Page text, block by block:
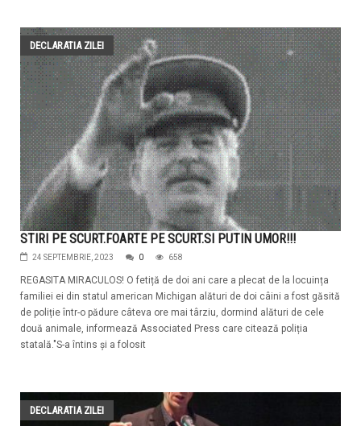
DECLARATIA ZILEI
STIRI PE SCURT.FOARTE PE SCURT.SI PUTIN UMOR!!!
24 SEPTEMBRIE, 2023 0 658
REGASITA MIRACULOS! O fetiță de doi ani care a plecat de la locuința
familiei ei din statul american Michigan alături de doi câini a fost găsită
de poliție într-o pădure câteva ore mai târziu, dormind alături de cele
două animale, informează Associated Press care citează poliția
statală."S-a întins și a folosit
DECLARATIA ZILEI